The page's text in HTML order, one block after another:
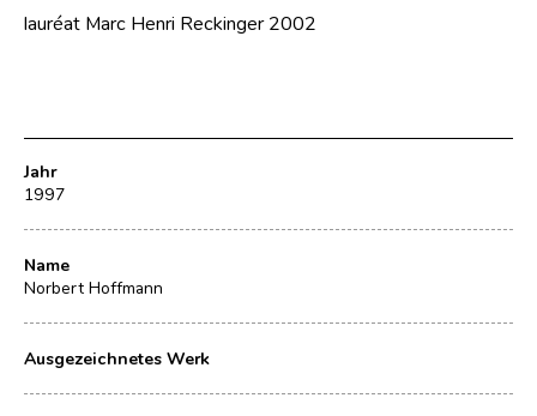
Forschungsgruppe
lauréat Marc Henri Reckinger 2002
Jahr
1997
Name
Norbert Hoffmann
Ausgezeichnetes Werk